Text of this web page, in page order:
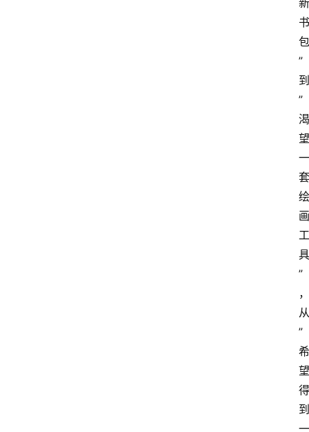
新
书
包
”
到
”
渴
望
一
套
绘
画
工
具
”
，
从
”
希
望
得
到
一